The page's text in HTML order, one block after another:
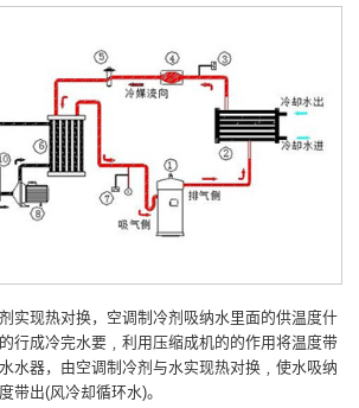
实现热对换，空调制冷剂吸纳水里面的供温度什
行成冷完水要﹐利用压缩成机的的作用将温度带
水器，由空调制冷剂与水实现热对换﹐使水吸纳
带出(风冷却循环水)。